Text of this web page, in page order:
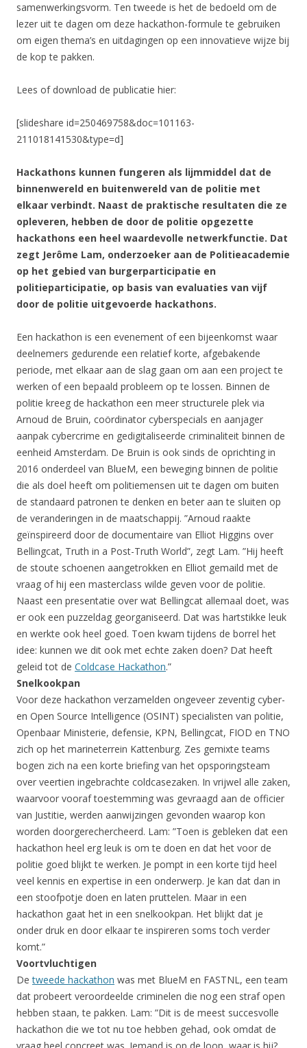
samenwerkingsvorm. Ten tweede is het de bedoeld om de
lezer uit te dagen om deze hackathon-formule te gebruiken
om eigen thema’s en uitdagingen op een innovatieve wijze bij
de kop te pakken.
Lees of download de publicatie hier:
[slideshare id=250469758&doc=101163-
211018141530&type=d]
Hackathons kunnen fungeren als lijmmiddel dat de
binnenwereld en buitenwereld van de politie met
elkaar verbindt. Naast de praktische resultaten die ze
opleveren, hebben de door de politie opgezette
hackathons een heel waardevolle netwerkfunctie. Dat
zegt Jerôme Lam, onderzoeker aan de Politieacademie
op het gebied van burgerparticipatie en
politieparticipatie, op basis van evaluaties van vijf
door de politie uitgevoerde hackathons.
Een hackathon is een evenement of een bijeenkomst waar
deelnemers gedurende een relatief korte, afgebakende
periode, met elkaar aan de slag gaan om aan een project te
werken of een bepaald probleem op te lossen. Binnen de
politie kreeg de hackathon een meer structurele plek via
Arnoud de Bruin, coördinator cyberspecials en aanjager
aanpak cybercrime en gedigitaliseerde criminaliteit binnen de
eenheid Amsterdam. De Bruin is ook sinds de oprichting in
2016 onderdeel van BlueM, een beweging binnen de politie
die als doel heeft om politiemensen uit te dagen om buiten
de standaard patronen te denken en beter aan te sluiten op
de veranderingen in de maatschappij. ”Arnoud raakte
geïnspireerd door de documentaire van Elliot Higgins over
Bellingcat, Truth in a Post-Truth World”, zegt Lam. ”Hij heeft
de stoute schoenen aangetrokken en Elliot gemaild met de
vraag of hij een masterclass wilde geven voor de politie.
Naast een presentatie over wat Bellingcat allemaal doet, was
er ook een puzzeldag georganiseerd. Dat was hartstikke leuk
en werkte ook heel goed. Toen kwam tijdens de borrel het
idee: kunnen we dit ook met echte zaken doen? Dat heeft
geleid tot de Coldcase Hackathon.”
Snelkookpan
Voor deze hackathon verzamelden ongeveer zeventig cyber-
en Open Source Intelligence (OSINT) specialisten van politie,
Openbaar Ministerie, defensie, KPN, Bellingcat, FIOD en TNO
zich op het marineterrein Kattenburg. Zes gemixte teams
bogen zich na een korte briefing van het opsporingsteam
over veertien ingebrachte coldcasezaken. In vrijwel alle zaken,
waarvoor vooraf toestemming was gevraagd aan de officier
van Justitie, werden aanwijzingen gevonden waarop kon
worden doorgerechercheerd. Lam: ”Toen is gebleken dat een
hackathon heel erg leuk is om te doen en dat het voor de
politie goed blijkt te werken. Je pompt in een korte tijd heel
veel kennis en expertise in een onderwerp. Je kan dat dan in
een stoofpotje doen en laten pruttelen. Maar in een
hackathon gaat het in een snelkookpan. Het blijkt dat je
onder druk en door elkaar te inspireren soms toch verder
komt.”
Voortvluchtigen
Detweede hackathon was met BlueM en FASTNL, een team
dat probeert veroordeelde criminelen die nog een straf open
hebben staan, te pakken. Lam: ”Dit is de meest succesvolle
hackathon die we tot nu toe hebben gehad, ook omdat de